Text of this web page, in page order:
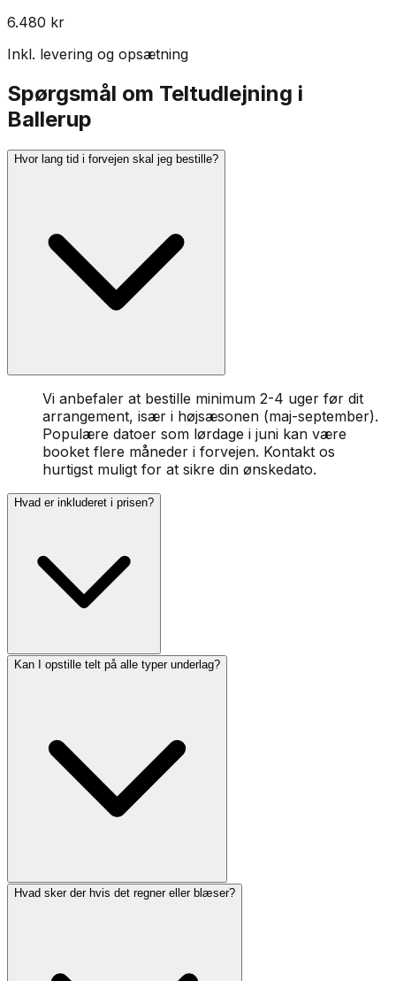
6.480 kr
Inkl. levering og opsætning
Spørgsmål om Teltudlejning i
Ballerup
Hvor lang tid i forvejen skal jeg bestille?
Vi anbefaler at bestille minimum 2-4 uger før dit
arrangement, især i højsæsonen (maj-september).
Populære datoer som lørdage i juni kan være
booket flere måneder i forvejen. Kontakt os
hurtigst muligt for at sikre din ønskedato.
Hvad er inkluderet i prisen?
Kan I opstille telt på alle typer underlag?
Hvad sker der hvis det regner eller blæser?